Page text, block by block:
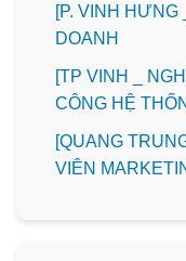
️[P. VINH HƯNG
DOANH
[TP VINH _
CÔNG HỆ
[QUANG
VIÊN